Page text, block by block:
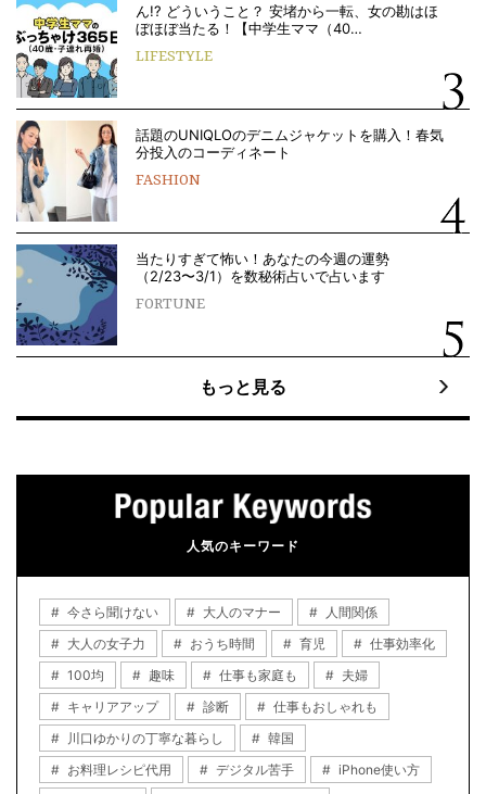
ん!? どういうこと？ 安堵から一転、女の勘はほ
ぼほぼ当たる！【中学生ママ（40…
LIFESTYLE
話題のUNIQLOのデニムジャケットを購入！春気
分投入のコーディネート
FASHION
当たりすぎて怖い！あなたの今週の運勢
（2/23〜3/1）を数秘術占いで占います
FORTUNE
もっと見る
人気のキーワード
今さら聞けない 大人のマナー
人間関係
大人の女子力
おうち時間 育児
仕事効率化
100均
趣味 仕事も家庭も
夫婦
キャリアアップ
診断
仕事もおしゃれも
川口ゆかりの丁寧な暮らし
韓国
お料理レシピ代用
デジタル苦手
iPhone使い方